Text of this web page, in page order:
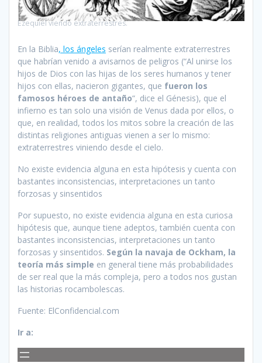
Ezequiel viendo extraterrestres.
En la Biblia, los ángeles serían realmente extraterrestres
que habrían venido a avisarnos de peligros (“Al unirse los
hijos de Dios con las hijas de los seres humanos y tener
hijos con ellas, nacieron gigantes, que fueron los
famosos héroes de antaño“, dice el Génesis), que el
infierno es tan solo una visión de Venus dada por ellos, o
que, en realidad, todos los mitos sobre la creación de las
distintas religiones antiguas vienen a ser lo mismo:
extraterrestres viniendo desde el cielo.
No existe evidencia alguna en esta hipótesis y cuenta con
bastantes inconsistencias, interpretaciones un tanto
forzosas y sinsentidos
Por supuesto, no existe evidencia alguna en esta curiosa
hipótesis que, aunque tiene adeptos, también cuenta con
bastantes inconsistencias, interpretaciones un tanto
forzosas y sinsentidos. Según la navaja de Ockham, la
teoría más simple en general tiene más probabilidades
de ser real que la más compleja, pero a todos nos gustan
las historias rocambolescas.
Fuente: ElConfidencial.com
Ir a: